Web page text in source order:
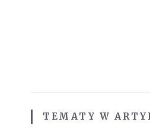
TEMATY W